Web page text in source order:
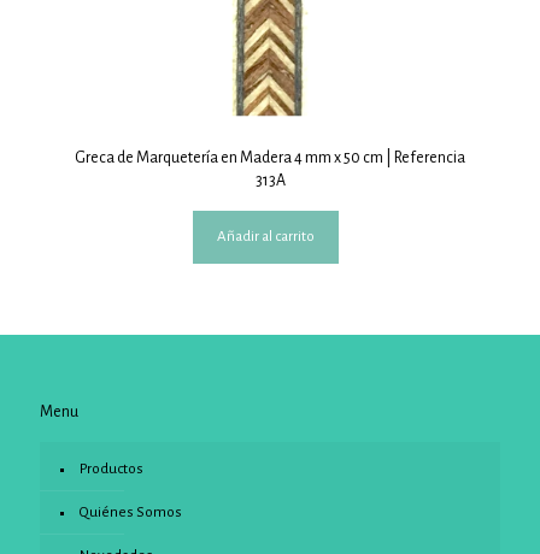
Greca de Marquetería en Madera 4 mm x 50 cm | Referencia
313A
Añadir al carrito
Menu
Productos
Quiénes Somos